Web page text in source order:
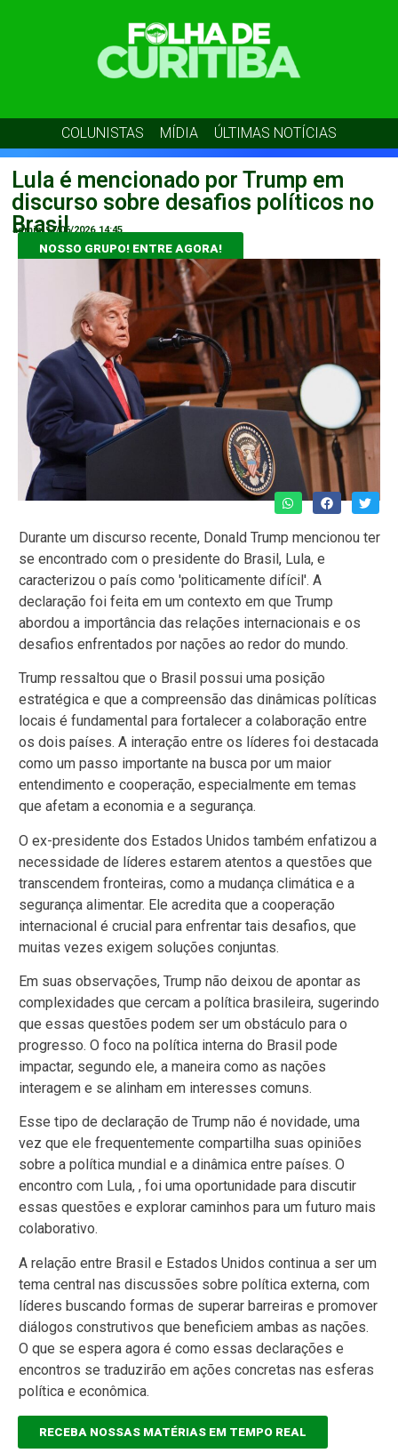
COLUNISTAS MÍDIA ÚLTIMAS NOTÍCIAS
Lula é mencionado por Trump em
discurso sobre desafios políticos no
Brasil
admin 17/06/2026 14:45
NOSSO GRUPO! ENTRE AGORA!
Durante um discurso recente, Donald Trump mencionou ter
se encontrado com o presidente do Brasil, Lula, e
caracterizou o país como 'politicamente difícil'. A
declaração foi feita em um contexto em que Trump
abordou a importância das relações internacionais e os
desafios enfrentados por nações ao redor do mundo.
Trump ressaltou que o Brasil possui uma posição
estratégica e que a compreensão das dinâmicas políticas
locais é fundamental para fortalecer a colaboração entre
os dois países. A interação entre os líderes foi destacada
como um passo importante na busca por um maior
entendimento e cooperação, especialmente em temas
que afetam a economia e a segurança.
O ex-presidente dos Estados Unidos também enfatizou a
necessidade de líderes estarem atentos a questões que
transcendem fronteiras, como a mudança climática e a
segurança alimentar. Ele acredita que a cooperação
internacional é crucial para enfrentar tais desafios, que
muitas vezes exigem soluções conjuntas.
Em suas observações, Trump não deixou de apontar as
complexidades que cercam a política brasileira, sugerindo
que essas questões podem ser um obstáculo para o
progresso. O foco na política interna do Brasil pode
impactar, segundo ele, a maneira como as nações
interagem e se alinham em interesses comuns.
Esse tipo de declaração de Trump não é novidade, uma
vez que ele frequentemente compartilha suas opiniões
sobre a política mundial e a dinâmica entre países. O
encontro com Lula, , foi uma oportunidade para discutir
essas questões e explorar caminhos para um futuro mais
colaborativo.
A relação entre Brasil e Estados Unidos continua a ser um
tema central nas discussões sobre política externa, com
líderes buscando formas de superar barreiras e promover
diálogos construtivos que beneficiem ambas as nações.
O que se espera agora é como essas declarações e
encontros se traduzirão em ações concretas nas esferas
política e econômica.
RECEBA NOSSAS MATÉRIAS EM TEMPO REAL